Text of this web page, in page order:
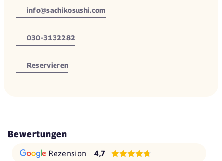
info@sachikosushi.com
030-3132282
Reservieren
Bewertungen
Rezension 4,7